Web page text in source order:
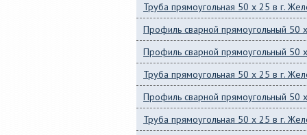
Труба прямоугольная 50 x 25 в г.
Профиль сварной прямоугольный 50
Профиль сварной прямоугольный 50
Труба прямоугольная 50 x 25 в г.
Профиль сварной прямоугольный 50
Труба прямоугольная 50 x 25 в г.